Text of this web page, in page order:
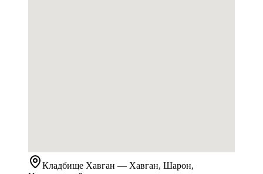
Кладбище Хавган — Хавган, Шарон,